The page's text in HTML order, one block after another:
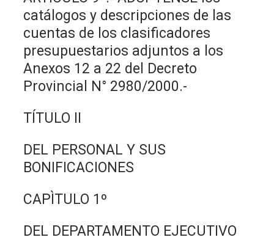
catálogos y descripciones de las
cuentas de los clasificadores
presupuestarios adjuntos a los
Anexos 12 a 22 del Decreto
Provincial N° 2980/2000.-
TÍTULO II
DEL PERSONAL Y SUS
BONIFICACIONES
CAPÌTULO 1º
DEL DEPARTAMENTO EJECUTIVO